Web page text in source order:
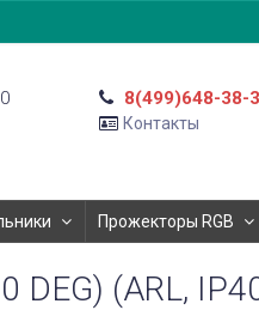
8(499)648-38-
Контакты
Прожекторы RGB
DEG) (ARL,